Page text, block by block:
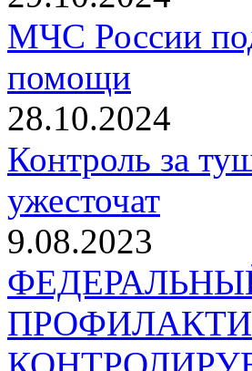
МЧС России
помощи
28.10.2024
Контроль за
ужесточат
9.08.2023